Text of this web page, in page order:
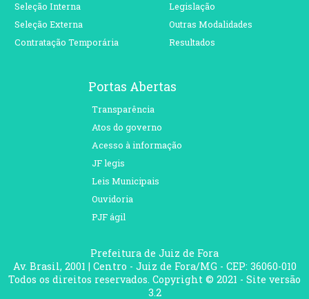
Seleção Interna
Seleção Externa
Contratação Temporária
Legislação
Outras Modalidades
Resultados
Portas Abertas
Transparência
Atos do governo
Acesso à informação
JF legis
Leis Municipais
Ouvidoria
PJF ágil
Prefeitura de Juiz de Fora
Av. Brasil, 2001 | Centro - Juiz de Fora/MG - CEP: 36060-010
Todos os direitos reservados. Copyright © 2021 - Site versão
3.2